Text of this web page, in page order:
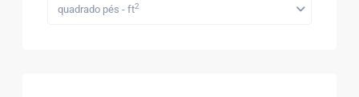
quadrado pés - ft2